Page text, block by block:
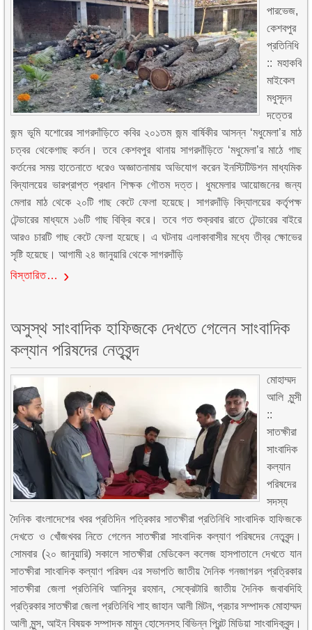
পারভেজ,
কেশবপুর
প্রতিনিধি
:: মহাকবি
মাইকেল
মধুসূদন
দত্তের
জন্ম ভূমি যশোরের সাগরদাঁড়িতে কবির ২০১তম জন্ম বার্ষিকীর আসন্ন ‘মধুমেলা’র মাঠ
চত্বর থেকেগাছ কর্তন। তবে কেশবপুর থানায় সাগরদাঁড়িতে ‘মধুমেলা’র মাঠে গাছ
কর্তনের সময় হাতেনাতে ধরেও অজ্ঞাতনামায় অভিযোগ করেন ইনস্টিটিউশন মাধ্যমিক
বিদ্যালয়ের ভারপ্রাপ্ত প্রধান শিক্ষক গৌতম দত্ত। ধুমমেলার আয়োজনের জন্য
মেলার মাঠ থেকে ২০টি গাছ কেটে ফেলা হয়েছে। সাগরদাঁড়ি বিদ্যালয়ের কর্তৃপক্ষ
টেন্ডারের মাধ্যমে ১৬টি গাছ বিক্রি করে। তবে গত শুক্রবার রাতে টেন্ডারের বাইরে
আরও চারটি গাছ কেটে ফেলা হয়েছে। এ ঘটনায় এলাকাবাসীর মধ্যে তীব্র ক্ষোভের
সৃষ্টি হয়েছে। আগামী ২৪ জানুয়ারি থেকে সাগরদাঁড়ি
বিস্তারিত…
অসুস্থ সাংবাদিক হাফিজকে দেখতে গেলেন সাংবাদিক
কল্যান পরিষদের নেতৃবৃন্দ
মোহাম্মদ
আলি মুন্সী
::
সাতক্ষীরা
সাংবাদিক
কল্যান
পরিষদের
সদস্য
দৈনিক বাংলাদেশের খবর প্রতিদিন পত্রিকার সাতক্ষীরা প্রতিনিধি সাংবাদিক হাফিজকে
দেখতে ও খোঁজখবর নিতে গেলেন সাতক্ষীরা সাংবাদিক কল্যাণ পরিষদের নেতৃবৃন্দ।
সোমবার (২০ জানুয়ারি) সকালে সাতক্ষীরা মেডিকেল কলেজ হাসপাতালে দেখতে যান
সাতক্ষীরা সাংবাদিক কল্যাণ পরিষদ এর সভাপতি জাতীয় দৈনিক গনজাগরন প্রত্রিকার
সাতক্ষীরা জেলা প্রতিনিধি আনিসুর রহমান, সেক্রেটারি জাতীয় দৈনিক জবাবদিহি
প্রত্রিকার সাতক্ষীরা জেলা প্রতিনিধি শাহ জাহান আলী মিটন, প্রচার সম্পাদক মোহাম্মদ
আলী মুন্স, আইন বিষয়ক সম্পাদক মামুন হোসেনসহ বিভিন্ন প্রিন্ট মিডিয়া সাংবাদিকবৃন্দ।